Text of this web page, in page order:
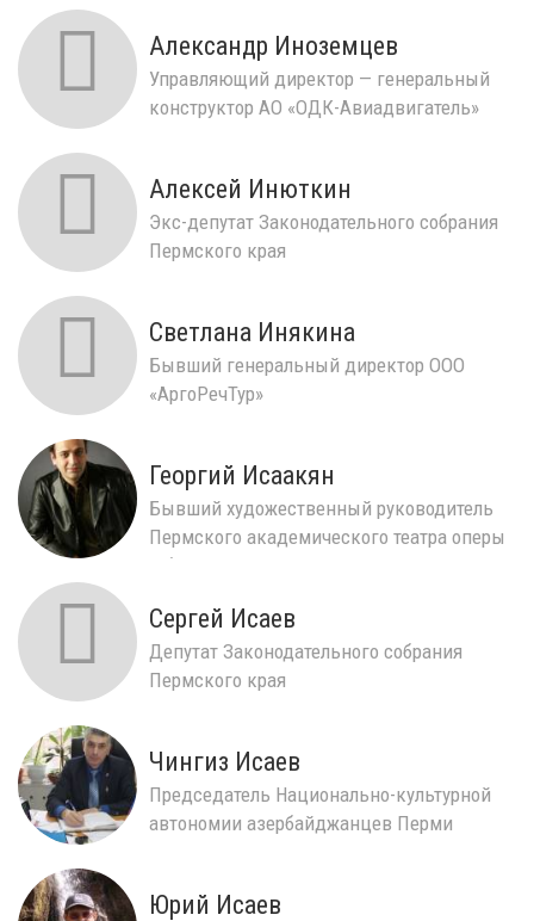
Александр Иноземцев
Управляющий директор — генеральный
конструктор АО «ОДК-Авиадвигатель»
Алексей Инюткин
Экс-депутат Законодательного собрания
Пермского края
Светлана Инякина
Бывший генеральный директор ООО
«АргоРечТур»
Георгий Исаакян
Бывший художественный руководитель
Пермского академического театра оперы
и балета им. П. И...
Сергей Исаев
Депутат Законодательного собрания
Пермского края
Чингиз Исаев
Председатель Национально-культурной
автономии азербайджанцев Перми
Юрий Исаев